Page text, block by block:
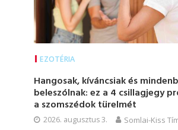
EZOTÉRIA
Hangosak, kíváncsiak és
beleszólnak: ez a 4 csillagjegy
a szomszédok türelmét
2026. augusztus 3. Somlai-Kiss